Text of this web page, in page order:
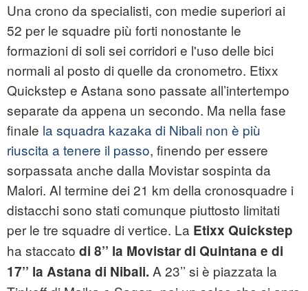
Una crono da specialisti, con medie superiori ai
52 per le squadre più forti nonostante le
formazioni di soli sei corridori e l'uso delle bici
normali al posto di quelle da cronometro. Etixx
Quickstep e Astana sono passate all’intertempo
separate da appena un secondo. Ma nella fase
finale la squadra kazaka di Nibali non è più
riuscita a tenere il passo, finendo per essere
sorpassata anche dalla Movistar sospinta da
Malori. Al termine dei 21 km della cronosquadre i
distacchi sono stati comunque piuttosto limitati
per le tre squadre di vertice. La Etixx Quickstep
ha staccato di 8’’ la Movistar di Quintana e di
17’’ la Astana di Nibali. A 23’’ si è piazzata la